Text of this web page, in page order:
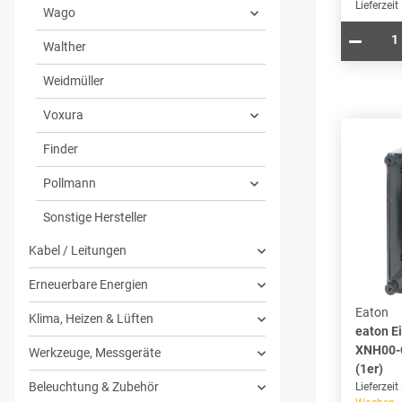
Eaton
eaton
(1er)
Wago
Walther
Weidmüller
Voxura
Finder
Pollmann
Sonstige Hersteller
Kabel / Leitungen
Erneuerbare Energien
Klima, Heizen & Lüften
Werkzeuge, Messgeräte
Beleuchtung & Zubehör